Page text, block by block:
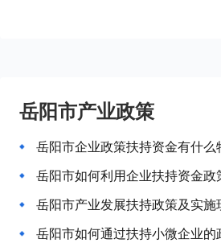
岳阳市产业政策
岳阳市企业政策扶持资金有什么
岳阳市如何利用企业扶持资金
岳阳市产业发展扶持政策及实施
岳阳市如何通过扶持小微企业的